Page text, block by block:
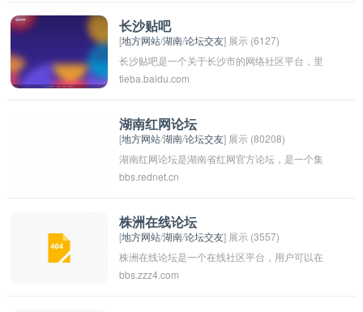
文化、娱乐、科技等。在这里，用户可以发表自
己的观点、交流想法，与其他用户进行互动。华
声在线论坛致力于打造一个健康、积极、和谐的
网络交流平台，受到了广大网民的喜爱和支持。
长沙贴吧
[地方网站/湖南/论坛交友] 展示 (6127)
长沙贴吧是一个关于长沙市的网络社区平台，里
面有关于长沙市最新的资讯、生活情报、吃喝玩
以交流关于长沙市的各种话题，也可以找到志同
道合的人一起组织活动或者交友。长沙贴吧是长
沙市民和外地游客了解长沙市的重要窗口，也是
长沙市民互相交流的重要平台。
tieba.baidu.com
湖南红网论坛
[地方网站/湖南/论坛交友] 展示 (80208)
湖南红网论坛是湖南省红网官方论坛，是一个集
新闻、社区交流、时事讨论和生活资讯于一体的
各种话题，分享生活经验，交流看法意见，还可
以获取最新的湖南省内外的新闻资讯。作为湖南
省内口碑较好的互动平台之一，湖南红网论坛也
是很多湖南人了解热点话题和参与社会讨论的重
bbs.rednet.cn
株洲在线论坛
[地方网站/湖南/论坛交友] 展示 (3557)
株洲在线论坛是一个在线社区平台，用户可以在
这里讨论株洲市及周边地区的各种话题，分享生
bbs.zzz4.com